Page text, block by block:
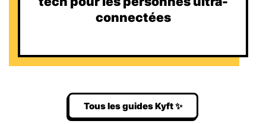
connectées
Tous les guides Kyft ✨